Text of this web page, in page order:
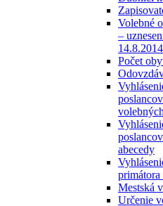
Volebné
–
14.8.2014
Počet
abecedy
primátora
Mestská
Určenie